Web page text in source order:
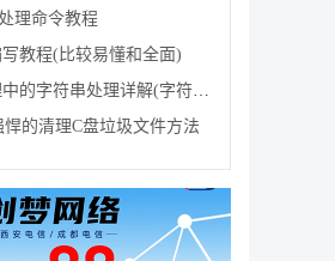
理命令教程
教程(比较易懂和全面)
字符串处理详解(字符串截取)
的清理C盘垃圾文件方法